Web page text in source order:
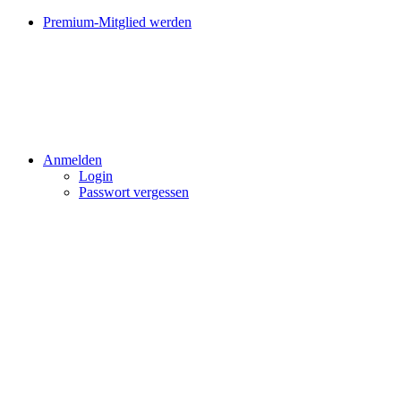
Premium-Mitglied werden
Anmelden
Login
Passwort vergessen